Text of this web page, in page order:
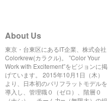
About Us
東京・台東区にあるIT企業、株式会社
Colorkrew(カラクル)。 ”Color Your
Work with Excitement”をビジョンに掲
げています。 2015年10月1日（木）
より、日本初のバリフラットモデルを
導入し、管理職０（ゼロ）、階層０